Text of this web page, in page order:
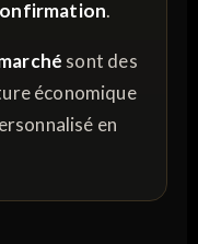
.
sont des
économique
en